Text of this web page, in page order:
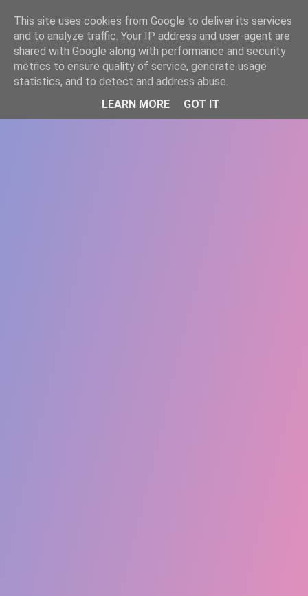
WWW.GAZISTI.RO
This site uses cookies from Google to deliver its services
and to analyze traffic. Your IP address and user-agent are
shared with Google along with performance and security
metrics to ensure quality of service, generate usage
statistics, and to detect and address abuse.
LEARN MORE
GOT IT